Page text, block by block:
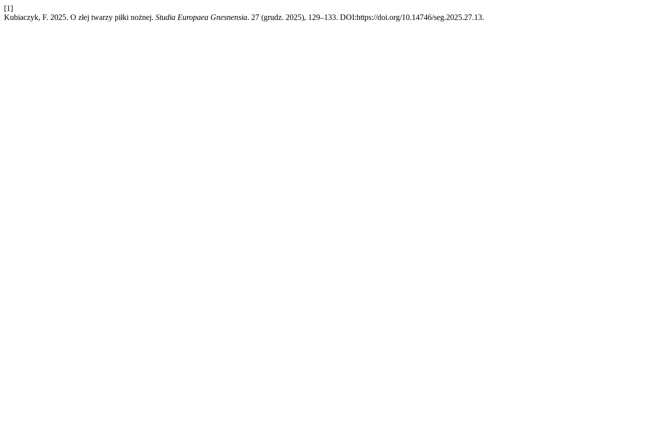
[1]
Kubiaczyk, F. 2025. O złej twarzy piłki nożnej. Studia Europaea Gnesnensia. 27 (grudz. 2025), 129–133. DOI:https://doi.org/10.14746/seg.2025.27.13.